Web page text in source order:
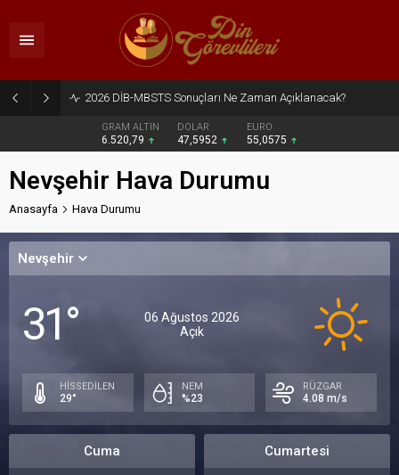
2026 DİB-MBSTS Sonuçları Ne Zaman Açıklanacak?
GRAM ALTIN
6.520,79
DOLAR
47,5952
EURO
55,0575
Nevşehir Hava Durumu
Anasayfa Hava Durumu
Nevşehir
31°
06 Ağustos 2026
Açık
HİSSEDİLEN
29°
NEM
%23
RÜZGAR
4.08 m/s
Cuma Cumartesi